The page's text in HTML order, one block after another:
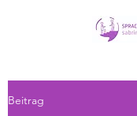
Beitrag